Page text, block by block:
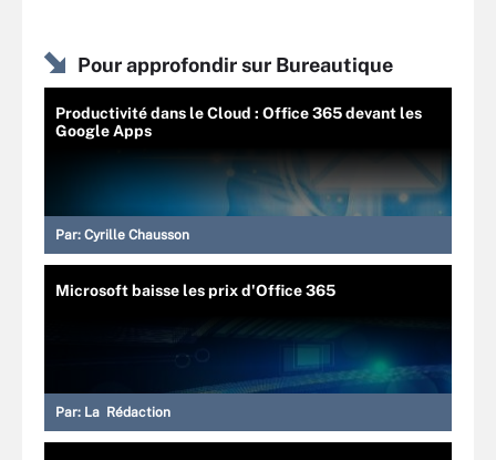
Pour approfondir sur Bureautique
Productivité dans le Cloud : Office 365 devant les
Google Apps
Par: Cyrille Chausson
Microsoft baisse les prix d'Office 365
Par: La Rédaction